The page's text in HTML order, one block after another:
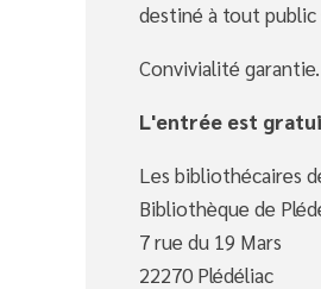
destiné à tout public
Convivialité garantie.
L'entrée est
Les bibliothécaires
Bibliothèque de
7 rue du 19 Mars
22270 Plédéliac